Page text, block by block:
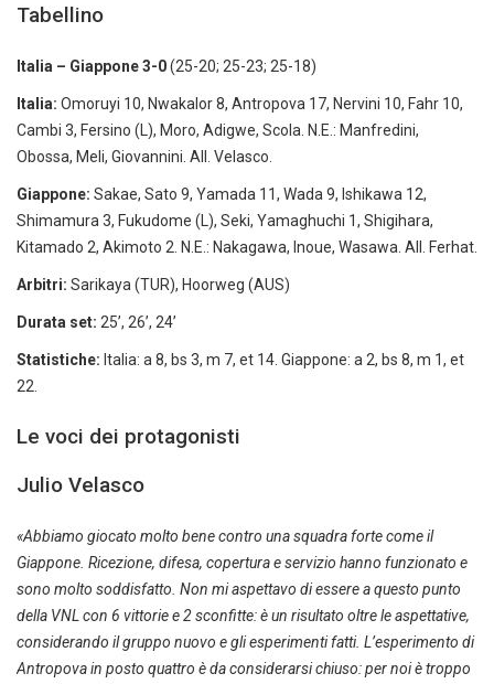
Tabellino
Italia – Giappone 3-0(25-20; 25-23; 25-18)
Italia: Omoruyi 10, Nwakalor 8, Antropova 17, Nervini 10, Fahr 10,
Cambi 3, Fersino (L), Moro, Adigwe, Scola. N.E.: Manfredini,
Obossa, Meli, Giovannini. All. Velasco.
Giappone: Sakae, Sato 9, Yamada 11, Wada 9, Ishikawa 12,
Shimamura 3, Fukudome (L), Seki, Yamaghuchi 1, Shigihara,
Kitamado 2, Akimoto 2. N.E.: Nakagawa, Inoue, Wasawa. All. Ferhat.
Arbitri: Sarikaya (TUR), Hoorweg (AUS)
Durata set: 25’, 26’, 24’
Statistiche: Italia: a 8, bs 3, m 7, et 14. Giappone: a 2, bs 8, m 1, et
22.
Le voci dei protagonisti
Julio Velasco
«Abbiamo giocato molto bene contro una squadra forte come il
Giappone. Ricezione, difesa, copertura e servizio hanno funzionato e
sono molto soddisfatto. Non mi aspettavo di essere a questo punto
della VNL con 6 vittorie e 2 sconfitte: è un risultato oltre le aspettative,
considerando il gruppo nuovo e gli esperimenti fatti. L’esperimento di
Antropova in posto quattro è da considerarsi chiuso: per noi è troppo